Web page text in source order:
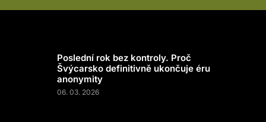
Poslední rok bez kontroly. Proč
Švýcarsko definitivně ukončuje éru
anonymity
06. 03. 2026